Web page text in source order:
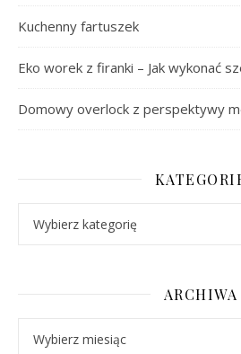
Kuchenny fartuszek
Eko worek z firanki – Jak wykonać
Domowy overlock z perspektywy
ARCHIWA